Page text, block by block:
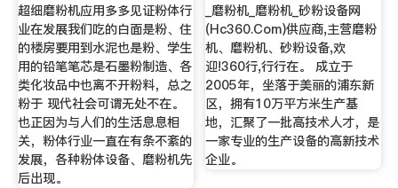
超细磨粉机应用多多见证粉体行
业在发展我们吃的白面是粉、住
的楼房要用到水泥也是粉、学生
用的铅笔笔芯是石墨粉制造、各
类化妆品中也离不开粉料，总之
粉于 现代社会可谓无处不在。
也正因为与人们的生活息息相
关，粉体行业一直在有条不紊的
发展，各种粉体设备、磨粉机先
后出现。
_磨粉机_磨粉机_砂粉设备网
(Hc360.Com)供应商,主营磨粉
机、磨粉机、砂粉设备,欢
迎!360行,行行在。 成立于
2005年，坐落于美丽的浦东新
区，拥有10万平方米生产基
地，汇聚了一批高技术人才，是
一家专业的生产设备的高新技术
企业。